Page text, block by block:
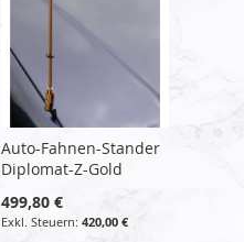
Auto-Fahnen-Stander
Diplomat-Z-Gold
499,80 €
420,00 €